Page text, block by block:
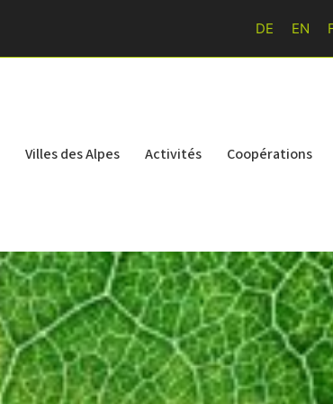
DE EN
Villes des Alpes Activités Coopérations